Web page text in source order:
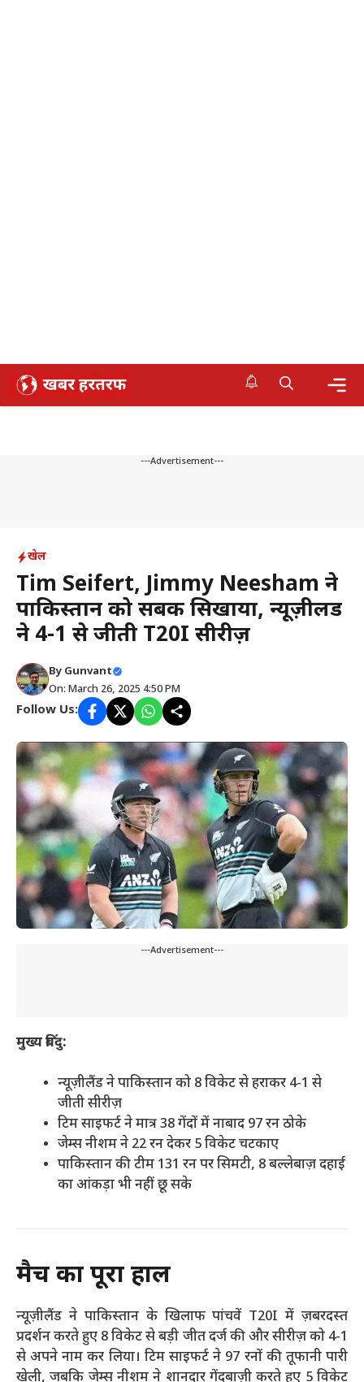
Skip
---Advertisement---
खेल
Tim Seifert, Jimmy Neesham ने
पाकिस्तान को सबक सिखाया, न्यूज़ीलैंड
ने 4-1 से जीती T20I सीरीज़
By Gunvant
On: March 26, 2025 4:50 PM
Follow Us:
---Advertisement---
मुख्य बिंदु:
न्यूज़ीलैंड ने पाकिस्तान को 8 विकेट से हराकर 4-1 से
जीती सीरीज़
टिम साइफर्ट ने मात्र 38 गेंदों में नाबाद 97 रन ठोके
जेम्स नीशम ने 22 रन देकर 5 विकेट चटकाए
पाकिस्तान की टीम 131 रन पर सिमटी, 8 बल्लेबाज़ दहाई
का आंकड़ा भी नहीं छू सके
मैच का पूरा हाल
न्यूज़ीलैंड ने पाकिस्तान के खिलाफ पांचवें T20I में ज़बरदस्त
प्रदर्शन करते हुए 8 विकेट से बड़ी जीत दर्ज की और सीरीज़ को 4-1
से अपने नाम कर लिया। टिम साइफर्ट ने 97 रनों की तूफानी पारी
खेली, जबकि जेम्स नीशम ने शानदार गेंदबाज़ी करते हुए 5 विकेट